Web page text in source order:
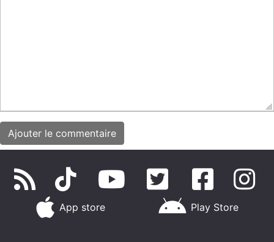
App store Play Store